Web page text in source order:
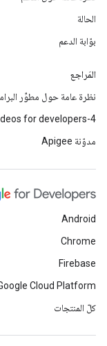
الحالة
بوّابة الدعم
المَراجع
نظرة عامة حول مطوِّر
4-minute videos for developers
مدوّنة Apigee
Android
Chrome
Firebase
Cloud Platform
كلّ المنتجات